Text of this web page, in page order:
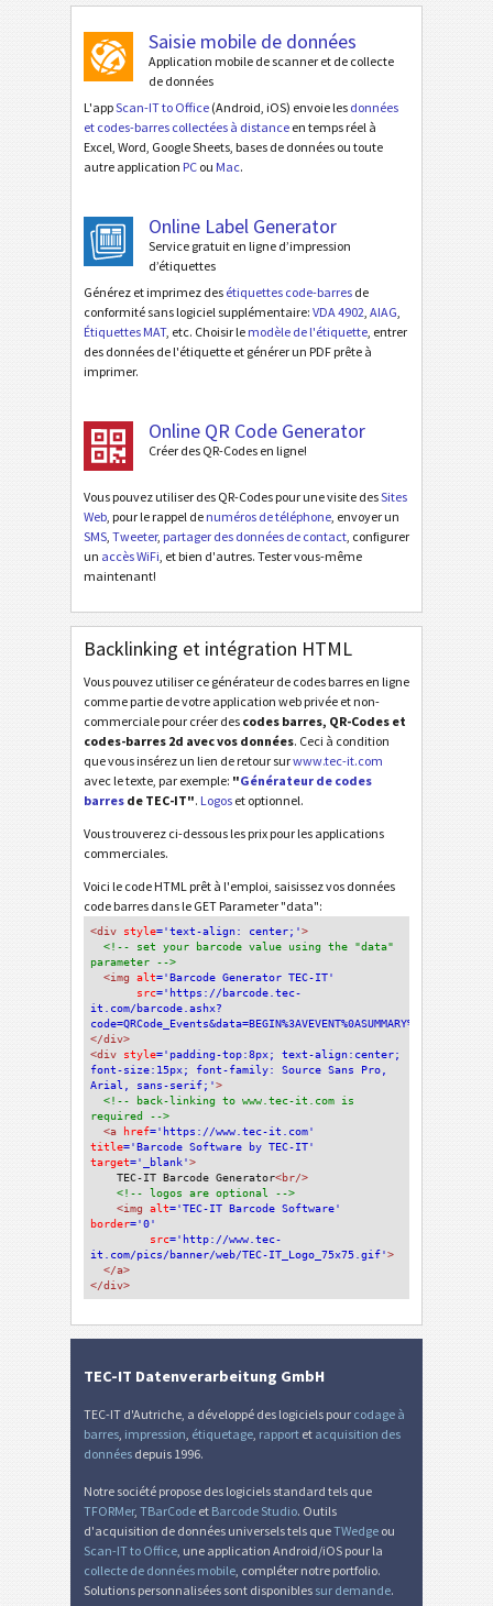
Saisie mobile de données
Application mobile de scanner et de collecte
de données
L'appScan-IT to Office (Android, iOS) envoie les données
et codes-barres collectées à distance en temps réel à
Excel, Word, Google Sheets, bases de données ou toute
autre application PC ou Mac.
Online Label Generator
Service gratuit en ligne d’impression
d’étiquettes
Générez et imprimez des étiquettes code-barres de
conformité sans logiciel supplémentaire: VDA 4902 AIAG
Étiquettes MAT, etc. Choisir le modèle de l'étiquette , entrer
des données de l'étiquette et générer un PDF prête à
imprimer.
Online QR Code Generator
Créer des QR-Codes en ligne!
Vous pouvez utiliser des QR-Codes pour une visite desSites
Web , pour le rappel de numéros de téléphone , envoyer un
SMS Tweeter, partager des données de contact , configurer
un accès WiFi , et bien d'autres. Tester vous-même
maintenant!
Backlinking et intégration HTML
Vous pouvez utiliser ce générateur de codes barres en ligne
comme partie de votre application web privée et non-
commerciale pour créer des codes barres, QR-Codes et
codes-barres 2d avec vos données. Ceci à condition
que vous insérez un lien de retour surwww.tec-it.com
avec le texte, par exemple: "Générateur de codes
barres de TEC-IT". Logos et optionnel.
Vous trouverez ci-dessous les prix pour les applications
commerciales.
Voici le code HTML prêt à l'emploi, saisissez vos données
code barres dans le GET Parameter "data":
<div style='text-align: center;'>
<!-- set your barcode value using the "data"
parameter -->
<img alt='Barcode Generator TEC-IT'
src='https://barcode.tec-
it.com/barcode.ashx?
</div>
<div style='padding-top:8px; text-align:center;
font-size:15px; font-family: Source Sans Pro,
Arial, sans-serif;'>
<!-- back-linking to www.tec-it.com is
required -->
<a href='https://www.tec-it.com'
title='Barcode Software by TEC-IT'
target='_blank'>
TEC-IT Barcode Generator<br/>
<!-- logos are optional -->
<img alt='TEC-IT Barcode Software'
border='0'
src='http://www.tec-
it.com/pics/banner/web/TEC-IT_Logo_75x75.gif'>
</a>
</div>
TEC-IT Datenverarbeitung GmbH
TEC-IT d'Autriche, a développé des logiciels pour codage à
barres impression étiquetage rapport et acquisition des
données depuis 1996.
Notre société propose des logiciels standard tels que
TFORMer, TBarCode et Barcode Studio. Outils
d'acquisition de données universels tels queTWedge ou
Scan-IT to Office , une application Android/iOS pour la
collecte de données mobile , compléter notre portfolio.
Solutions personnalisées sont disponibles sur demande.